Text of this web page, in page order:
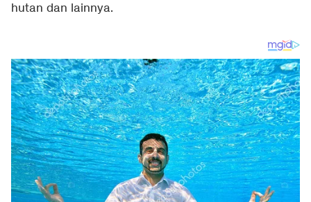
hutan dan lainnya.